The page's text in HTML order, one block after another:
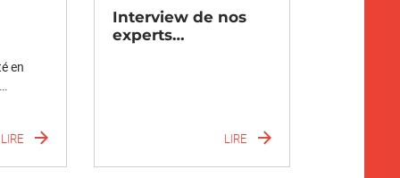
en
LIRE
Interview de nos
experts…
LIRE